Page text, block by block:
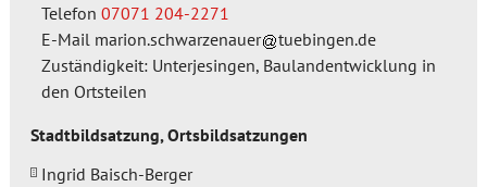
Telefon 07071 204-2271
E-Mail marion.schwarzenauer
tuebingen.de
Zuständigkeit: Unterjesingen, Baulandentwicklung in
den Ortsteilen
Stadtbildsatzung, Ortsbildsatzungen
Ingrid Baisch-Berger